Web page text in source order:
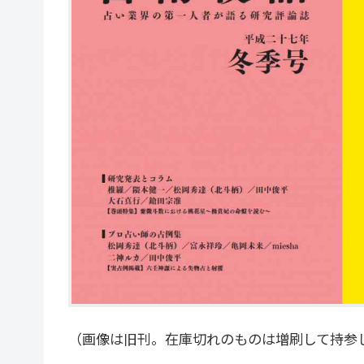
（画像は旧刊。在庫切れのものは増刷して持参